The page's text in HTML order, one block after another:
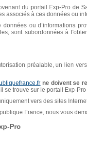
du portail Exp-Pro de
associés à ces données ou
ou d’informations
sont subordonnées à
préalable, un lien
ne doivent se
se trouve sur le portail Exp-
vers des sites
France, nous vous
Pro